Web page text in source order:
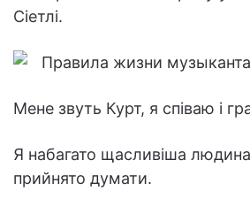
Сіетлі.
Мене звуть Курт, я співаю і
Я набагато щасливіша
прийнято думати.